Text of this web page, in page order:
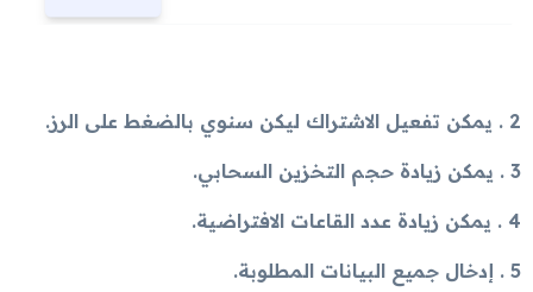
2 . يمكن تفعيل الاشتراك ليكن سنوي بالضغط على الرز.
3 . يمكن زيادة حجم التخزين السحابي.
4 . يمكن زيادة عدد القاعات الافتراضية.
5 . إدخال جميع البيانات المطلوبة.